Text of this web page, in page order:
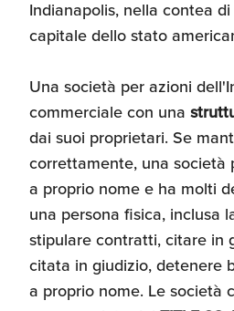
Gestione Risorse
Indianapolis, nella contea
capitale dello stato
Una società per azioni
commerciale con una
dai suoi proprietari. Se
correttamente, una società
a proprio nome e ha molti
una persona fisica, inclusa
stipulare contratti, citare in
citata in giudizio, detenere
a proprio nome. Le società